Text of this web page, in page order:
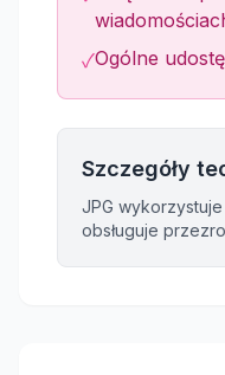
✓Ogólne
Szczegóły
JPG
obsługuje